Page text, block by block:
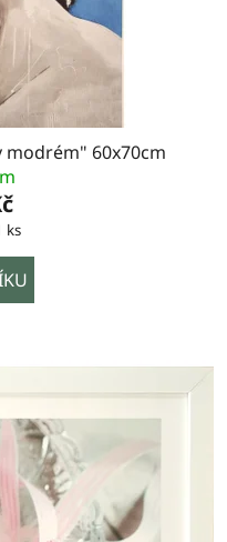
modrém" 60x70cm
ks